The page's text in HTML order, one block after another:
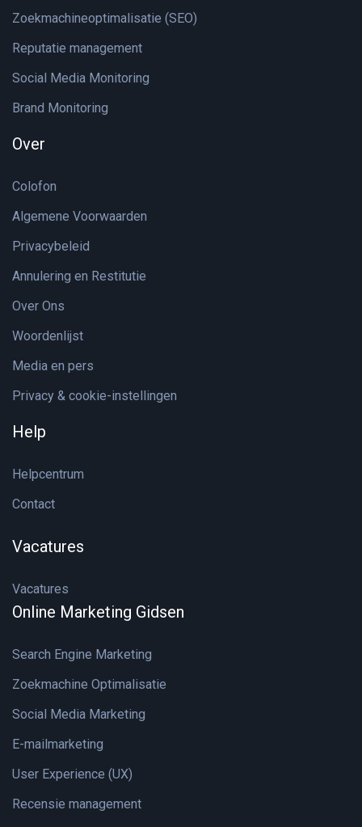
Zoekmachineoptimalisatie (SEO)
Reputatie management
Social Media Monitoring
Brand Monitoring
Over
Colofon
Algemene Voorwaarden
Privacybeleid
Annulering en Restitutie
Over Ons
Woordenlijst
Media en pers
Privacy & cookie-instellingen
Help
Helpcentrum
Contact
Vacatures
Vacatures
Online Marketing Gidsen
Search Engine Marketing
Zoekmachine Optimalisatie
Social Media Marketing
E-mailmarketing
User Experience (UX)
Recensie management